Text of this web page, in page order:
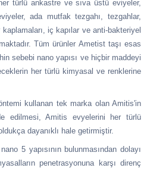
türlü ankastre ve sıva üstü eviyeler,
ada mutfak tezgahı, tezgahlar,
iç kapılar ve anti-bakteriyel
Tüm ürünler Ametist taşı esas
sebebi nano yapısı ve hiçbir maddeyi
her türlü kimyasal ve renklerine
kullanan tek marka olan Amitis'in
edilmesi, Amitis evyelerini her türlü
dayanıklı hale getirmiştir.
5 yapısının bulunmasından dolayı
penetrasyonuna karşı direnç